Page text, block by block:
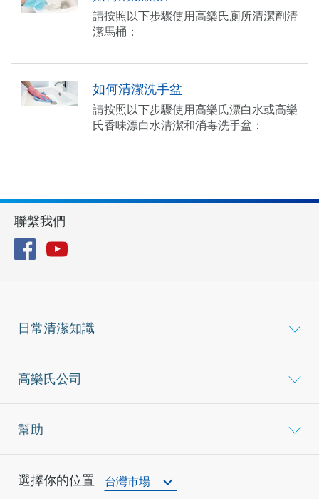
請按照以下步驟使用高樂氏廁所清潔劑清
潔馬桶：
如何清潔洗手盆
請按照以下步驟使用高樂氏漂白水或高樂
氏香味漂白水清潔和消毒洗手盆：
日常清潔知識
高樂氏公司
幫助
選擇你的位置 台灣市場
聯繫我們
FacebookYouTube